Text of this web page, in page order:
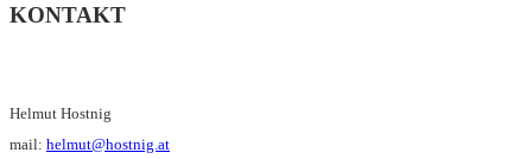
KONTAKT
Helmut Hostnig
mail: helmut@hostnig.at